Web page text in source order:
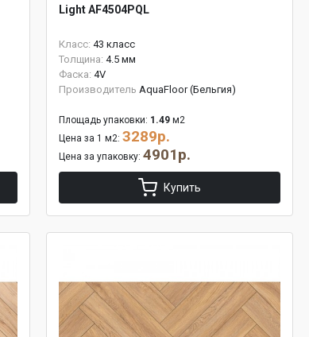
Light AF4504PQL
Класс: 43 класс
Толщина: 4.5 мм
Фаска: 4V
Производитель AquaFloor (Бельгия)
Площадь упаковки: 1.49 м2
Цена за 1 м2: 3289р.
Цена за упаковку: 4901р.
Купить